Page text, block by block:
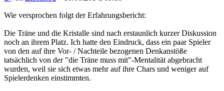
Wie versprochen folgt der Erfahrungsbericht:
Die Träne und die Kristalle sind nach erstaunlich kurzer Diskussion
noch an ihrem Platz. Ich hatte den Eindruck, dass ein paar Spieler
von den auf ihre Vor- / Nachteile bezogenen Denkanstöße
tatsächlich von der "die Träne muss mit"-Mentalität abgebracht
wurden, weil sie sich etwas mehr auf ihre Chars und weniger auf
Spielerdenken einstimmten.